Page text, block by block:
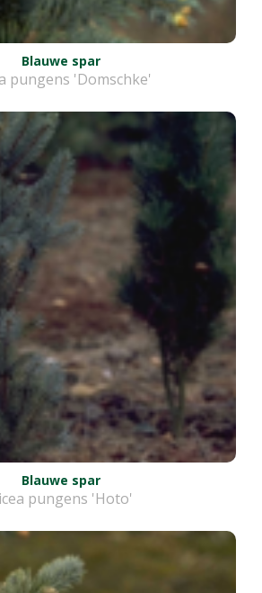
Blauwe spar
pungens 'Domschke'
Blauwe spar
pungens 'Hoto'